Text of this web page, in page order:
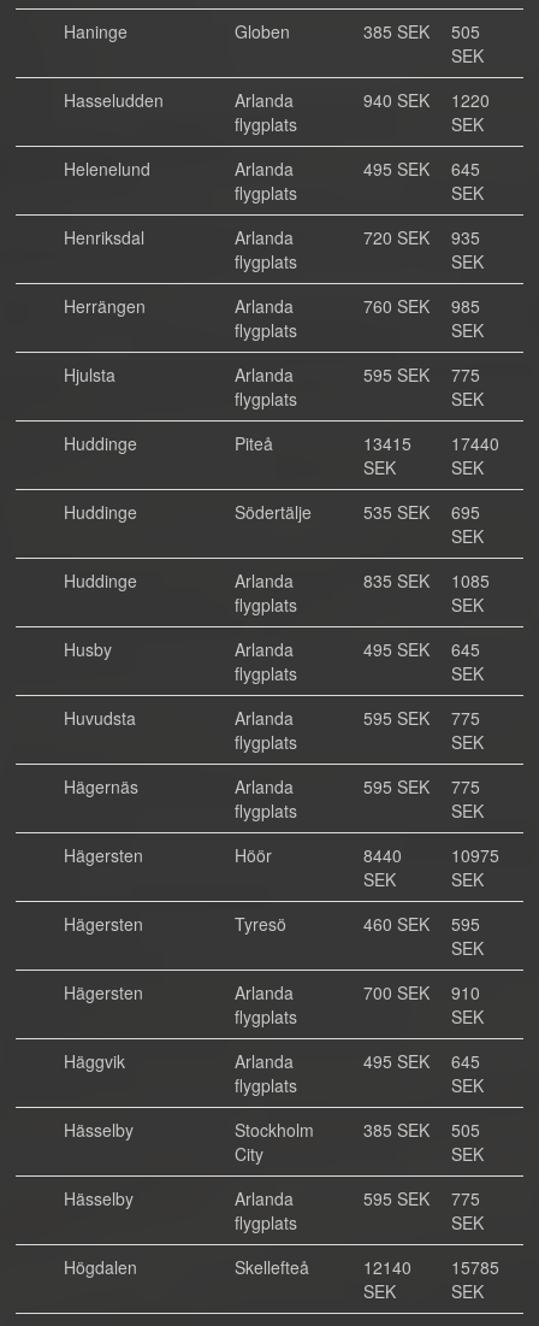
Haninge
Globen 385 SEK
505
SEK
Hasseludden
Arlanda
flygplats
940 SEK
1220
SEK
Helenelund
Arlanda
flygplats
495 SEK
645
SEK
Henriksdal
Arlanda
flygplats
720 SEK
935
SEK
Herrängen
Arlanda
flygplats
760 SEK
985
SEK
Hjulsta
Arlanda
flygplats
595 SEK
775
SEK
Huddinge
Piteå
13415
SEK
17440
SEK
Huddinge
Södertälje 535 SEK
695
SEK
Huddinge
Arlanda
flygplats
835 SEK
1085
SEK
Husby
Arlanda
flygplats
495 SEK
645
SEK
Huvudsta
Arlanda
flygplats
595 SEK
775
SEK
Hägernäs
Arlanda
flygplats
595 SEK
775
SEK
Hägersten
Höör
8440
SEK
10975
SEK
Hägersten
Tyresö 460 SEK
595
SEK
Hägersten
Arlanda
flygplats
700 SEK
910
SEK
Häggvik
Arlanda
flygplats
495 SEK
645
SEK
Hässelby
Stockholm
City
385 SEK
505
SEK
Hässelby
Arlanda
flygplats
595 SEK
775
SEK
Högdalen
Skellefteå
12140
SEK
15785
SEK